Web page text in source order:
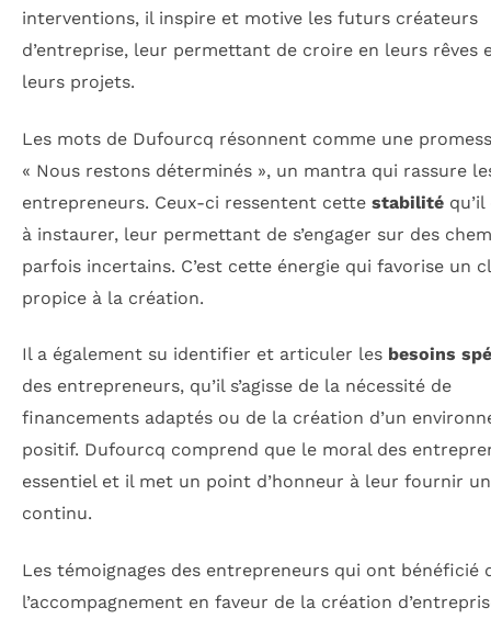
interventions, il inspire et motive les futurs créateurs
d’entreprise, leur permettant de croire en leurs rêves
leurs projets.
Les mots de Dufourcq résonnent comme une
« Nous restons déterminés », un mantra qui rassure
entrepreneurs. Ceux-ci ressentent cette stabilité
à instaurer, leur permettant de s’engager sur des
parfois incertains. C’est cette énergie qui favorise un
propice à la création.
Il a également su identifier et articuler les besoins
des entrepreneurs, qu’il s’agisse de la nécessité de
financements adaptés ou de la création d’un
positif. Dufourcq comprend que le moral des
essentiel et il met un point d’honneur à leur fournir
continu.
Les témoignages des entrepreneurs qui ont bénéficié
l’accompagnement en faveur de la création